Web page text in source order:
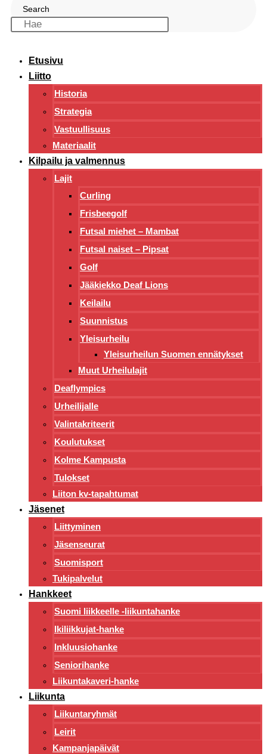
Search
Etusivu
Liitto
Historia
Strategia
Vastuullisuus
Materiaalit
Kilpailu ja valmennus
Lajit
Curling
Frisbeegolf
Futsal miehet – Mambat
Futsal naiset – Pipsat
Golf
Jääkiekko Deaf Lions
Keilailu
Suunnistus
Yleisurheilu
Yleisurheilun Suomen ennätykset
Muut Urheilulajit
Deaflympics
Urheilijalle
Valintakriteerit
Koulutukset
Kolme Kampusta
Tulokset
Liiton kv-tapahtumat
Jäsenet
Liittyminen
Jäsenseurat
Suomisport
Tukipalvelut
Hankkeet
Suomi liikkeelle -liikuntahanke
Ikiliikkujat-hanke
Inkluusiohanke
Seniorihanke
Liikuntakaveri-hanke
Liikunta
Liikuntaryhmät
Leirit
Kampanjapäivät